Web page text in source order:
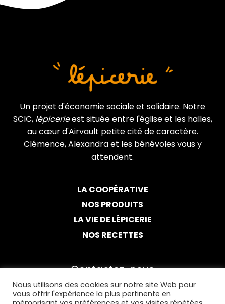
Un projet d'économie sociale et solidaire. Notre
SCIC, lépicerieest située entre l'église et les halles,
au cœur d'Airvault petite cité de caractère.
Clémence, Alexandra et les bénévoles vous y
attendent.
LA COOPÉRATIVE
NOS PRODUITS
LA VIE DE LÉPICERIE
NOS RECETTES
Contactez-nous
05 49 94 67 28
Nous utilisons des cookies sur notre site Web pour
vous offrir l'expérience la plus pertinente en